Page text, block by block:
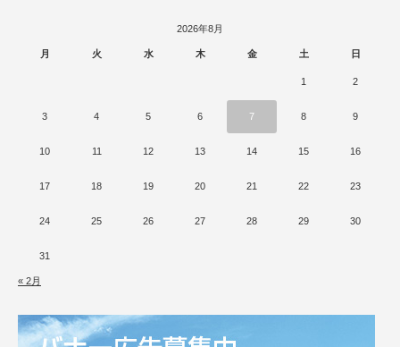
2026年8月
月 火 水 木 金 土 日
1 2
3 4 5 6 7 8 9
10 11 12 13 14 15 16
17 18 19 20 21 22 23
24 25 26 27 28 29 30
31
« 2月